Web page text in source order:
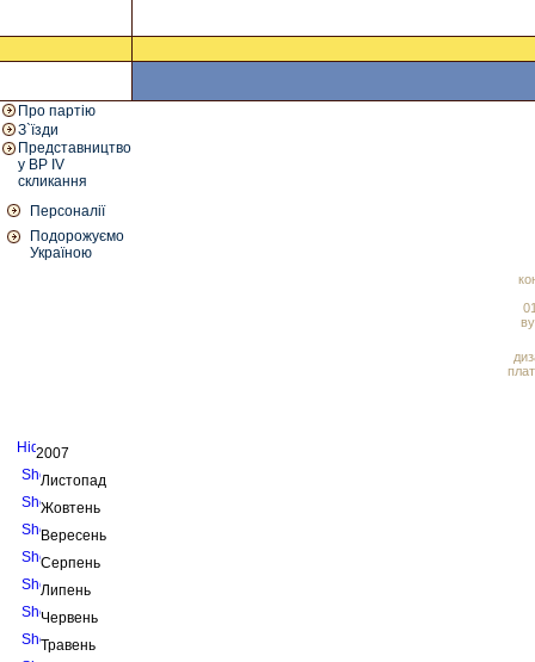
Про партію
З`їзди
Представництво
у ВР IV
скликання
Персоналії
Подорожуємо
Україною
2007
Листопад
Жовтень
Вересень
Серпень
Липень
Червень
Травень